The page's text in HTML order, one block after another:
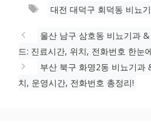
고
태
대전 대덕구 회덕동 비뇨
울산 남구 삼호동 비뇨기과
드: 진료시간, 위치, 전화번호 한눈
부산 북구 화명2동 비뇨기과
치, 운영시간, 전화번호 총정리!